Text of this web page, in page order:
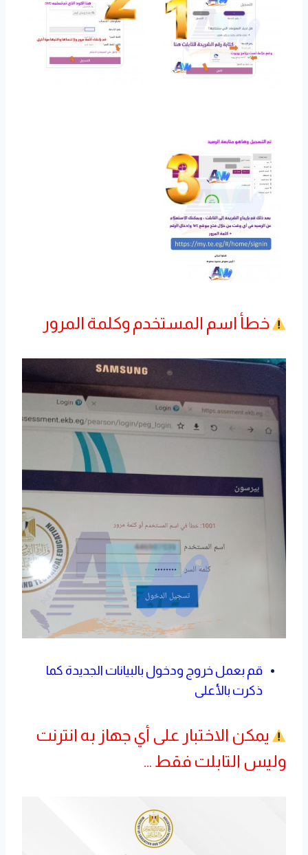
خطأ اسم المستخدم وكلمة المرور
قم بعمل خروج ودخول بالبيانات الجديدة كما
ذكرت بالأعلى
يمكن الاختبار على أي جهاز به انترنت
وليس التابلت فقط …